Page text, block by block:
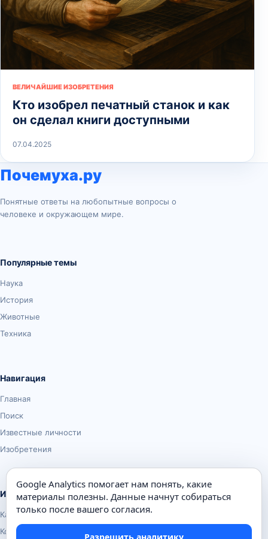
ВЕЛИЧАЙШИЕ ИЗОБРЕТЕНИЯ
Кто изобрел печатный станок и как
он сделал книги доступными
07.04.2025
Почемуха.ру
Понятные ответы на любопытные вопросы о
человеке и окружающем мире.
Популярные темы
Наука
История
Животные
Техника
Навигация
Главная
Поиск
Известные личности
Изобретения
Информация
Карта сайта
Контакты
Google Analytics помогает нам понять, какие
материалы полезны. Данные начнут собираться
только после вашего согласия.
Разрешить аналитику